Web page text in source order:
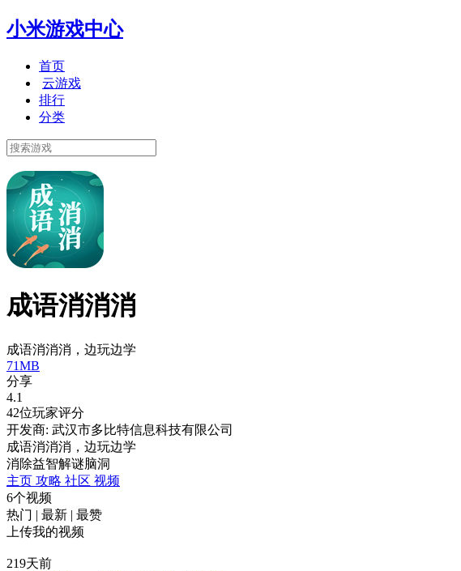
小米游戏中心
首页
云游戏
排行
分类
成语消消消
成语消消消，边玩边学
71MB
分享
4.1
42位玩家评分
开发商: 武汉市多比特信息科技有限公司
成语消消消，边玩边学
消除益智解谜脑洞
主页 攻略 社区 视频
6个视频
热门 | 最新 | 最赞
上传我的视频
219天前